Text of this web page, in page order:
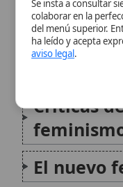
El nuevo
Posición
eclesiales
desarrollo
Citas y